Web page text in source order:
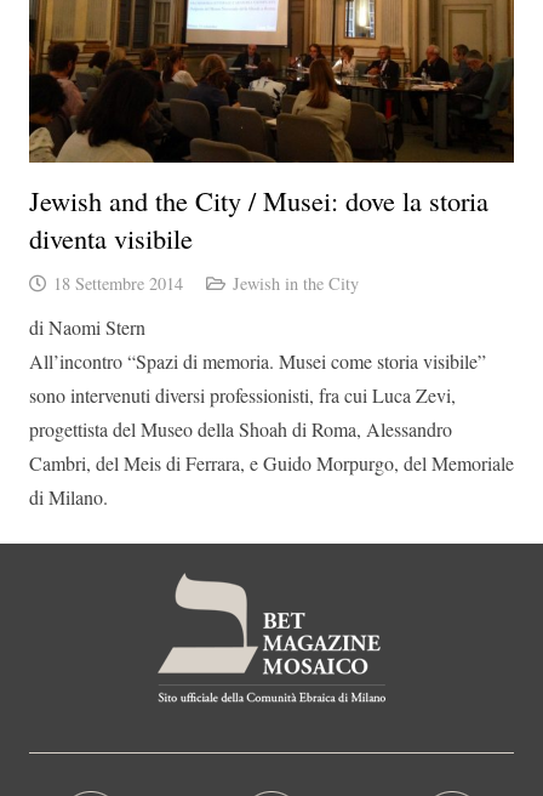
Jewish and the City / Musei: dove la storia
diventa visibile
18 Settembre 2014 Jewish in the City
di Naomi Stern
All’incontro “Spazi di memoria. Musei come storia visibile”
sono intervenuti diversi professionisti, fra cui Luca Zevi,
progettista del Museo della Shoah di Roma, Alessandro
Cambri, del Meis di Ferrara, e Guido Morpurgo, del Memoriale
di Milano.